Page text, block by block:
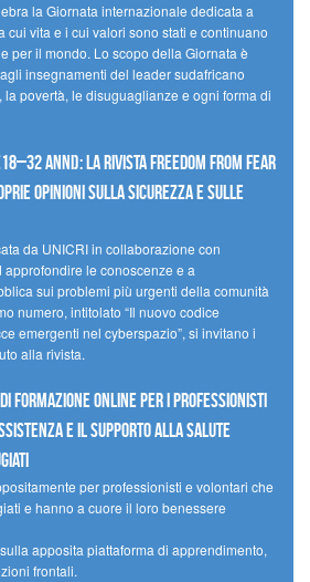
la Giornata internazionale dedicata a
cui vita e i cui valori sono stati e continuano
per il mondo. Lo scopo della Giornata è
insegnamenti del leader sudafricano
la povertà, le disuguaglianze e ogni forma di
anni): la Rivista Freedom From Fear
opinioni sulla sicurezza e sulle
da UNICRI in collaborazione con
approfondire le conoscenze e a
sui problemi più urgenti della comunità
numero, intitolato “Il nuovo codice
emergenti nel cyberspazio”, si invitano i
alla rivista.
di formazione online per i professionisti
e il supporto alla salute
per professionisti e volontari che
e hanno a cuore il loro benessere
apposita piattaforma di apprendimento,
frontali.